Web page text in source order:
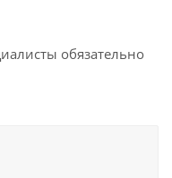
обязательно